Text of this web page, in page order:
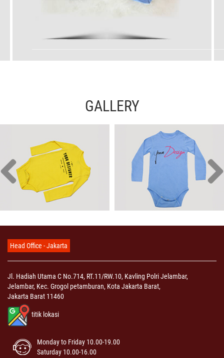
GALLERY
Head Office - Jakarta
Jl. Hadiah Utama C No.714, RT.11/RW.10, Kavling Polri Jelambar,
Jelambar, Kec. Grogol petamburan, Kota Jakarta Barat,
Jakarta Barat 11460
titik lokasi
Monday to Friday 10.00-19.00
Saturday 10.00-16.00